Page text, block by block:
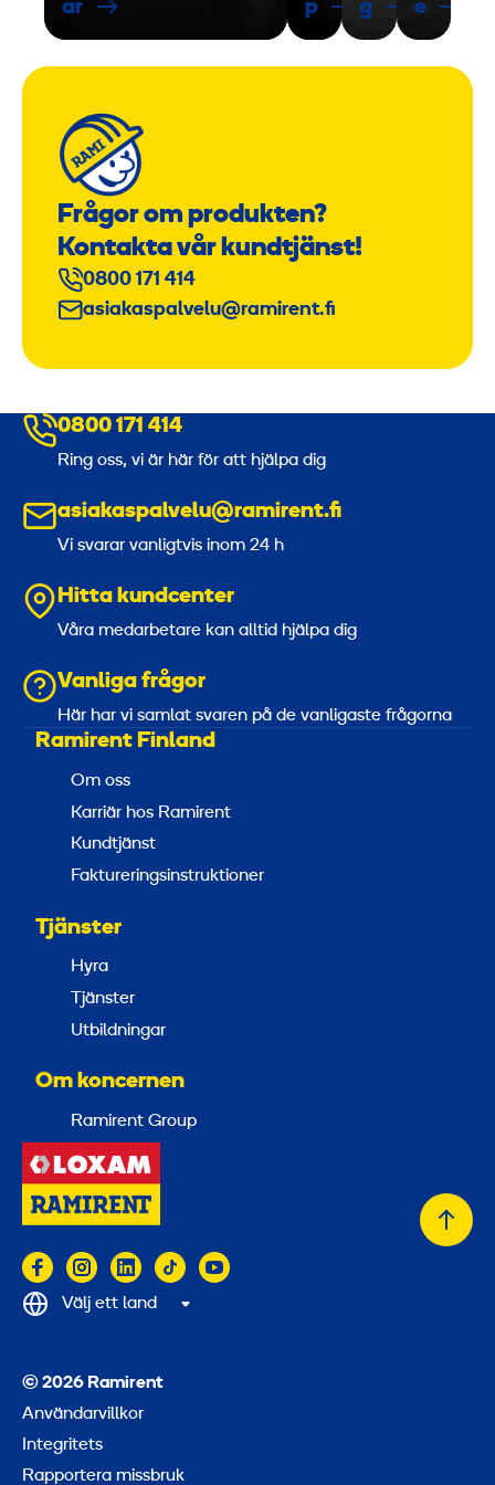
ar
p
g
e
Frågor om produkten?
Kontakta vår kundtjänst!
0800 171 414
asiakaspalvelu@ramirent.fi
0800 171 414
Ring oss, vi är här för att hjälpa dig
asiakaspalvelu@ramirent.fi
Vi svarar vanligtvis inom 24 h
Hitta kundcenter
Våra medarbetare kan alltid hjälpa dig
Vanliga frågor
Här har vi samlat svaren på de vanligaste frågorna
Ramirent Finland
Om oss
Karriär hos Ramirent
Kundtjänst
Faktureringsinstruktioner
Tjänster
Hyra
Tjänster
Utbildningar
Om koncernen
Ramirent Group
© 2026 Ramirent
Användarvillkor
Integritets
Rapportera missbruk
Välj ett land